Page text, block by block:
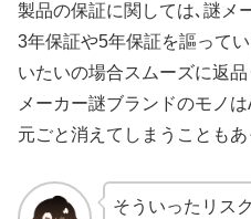
製品の保証に関しては､謎メ
3年保証や5年保証を謳って
いたいの場合スムーズに返
メーカー謎ブランドのモノ
元ごと消えてしまうことも
そういったリス